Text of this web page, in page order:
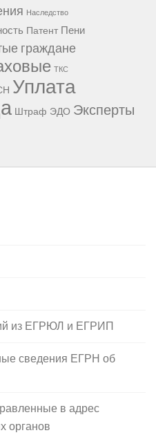
Наследство
Патент Пени
граждане
ТКС
Уплата
Штраф ЭДО Эксперты
из ЕГРЮЛ и ЕГРИП
сведения ЕГРН об
в адрес
органов